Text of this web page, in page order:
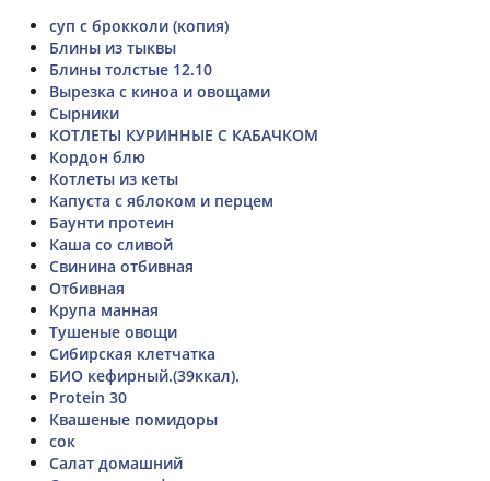
суп с брокколи (копия)
Блины из тыквы
Блины толстые 12.10
Вырезка с киноа и овощами
Сырники
КОТЛЕТЫ КУРИННЫЕ С КАБАЧКОМ
Кордон блю
Котлеты из кеты
Капуста с яблоком и перцем
Баунти протеин
Каша со сливой
Свинина отбивная
Отбивная
Крупа манная
Тушеные овощи
Сибирская клетчатка
БИО кефирный.(39ккал).
Protein 30
Квашеные помидоры
сок
Салат домашний